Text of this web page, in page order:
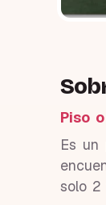
Piso
Es un
solo 2